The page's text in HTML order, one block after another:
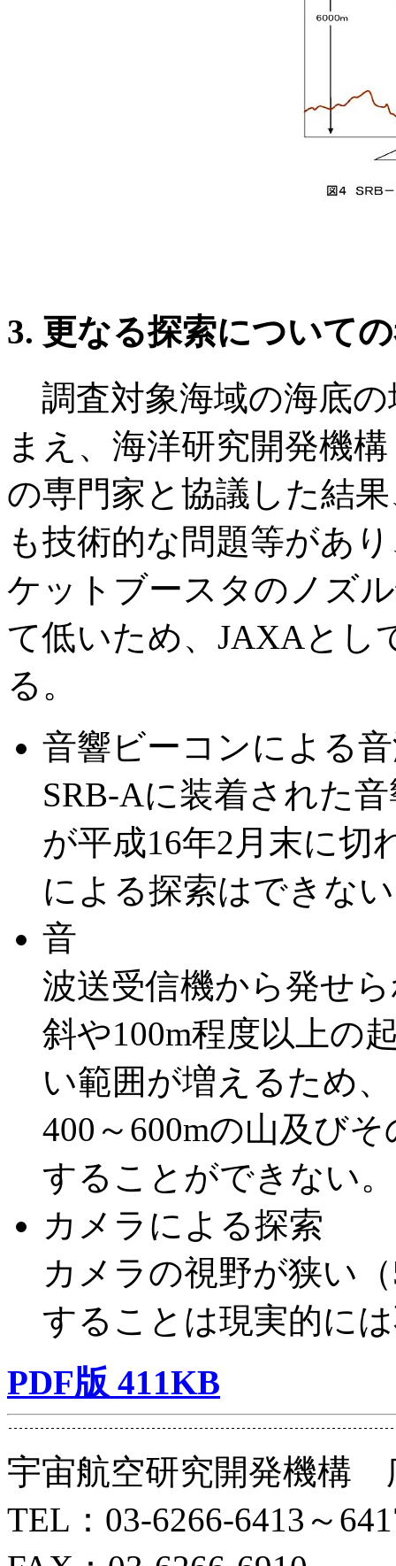
3. 更なる探索について
調査対象海域の海底の
まえ、海洋研究開発機
の専門家と協議した結
も技術的な問題等があ
ケットブースタのノズ
て低いため、JAXAとし
る。
音響ビーコンによる
SRB-Aに装着された
が平成16年2月末に切
による探索はできな
音
波送受信機から発せ
斜や100m程度以上の
い範囲が増えるため
400～600mの山及び
することができない。
カメラによる探索
カメラの視野が狭い
することは現実的に
PDF版 411KB
宇宙航空研究開発機構
TEL：03-6266-6413～